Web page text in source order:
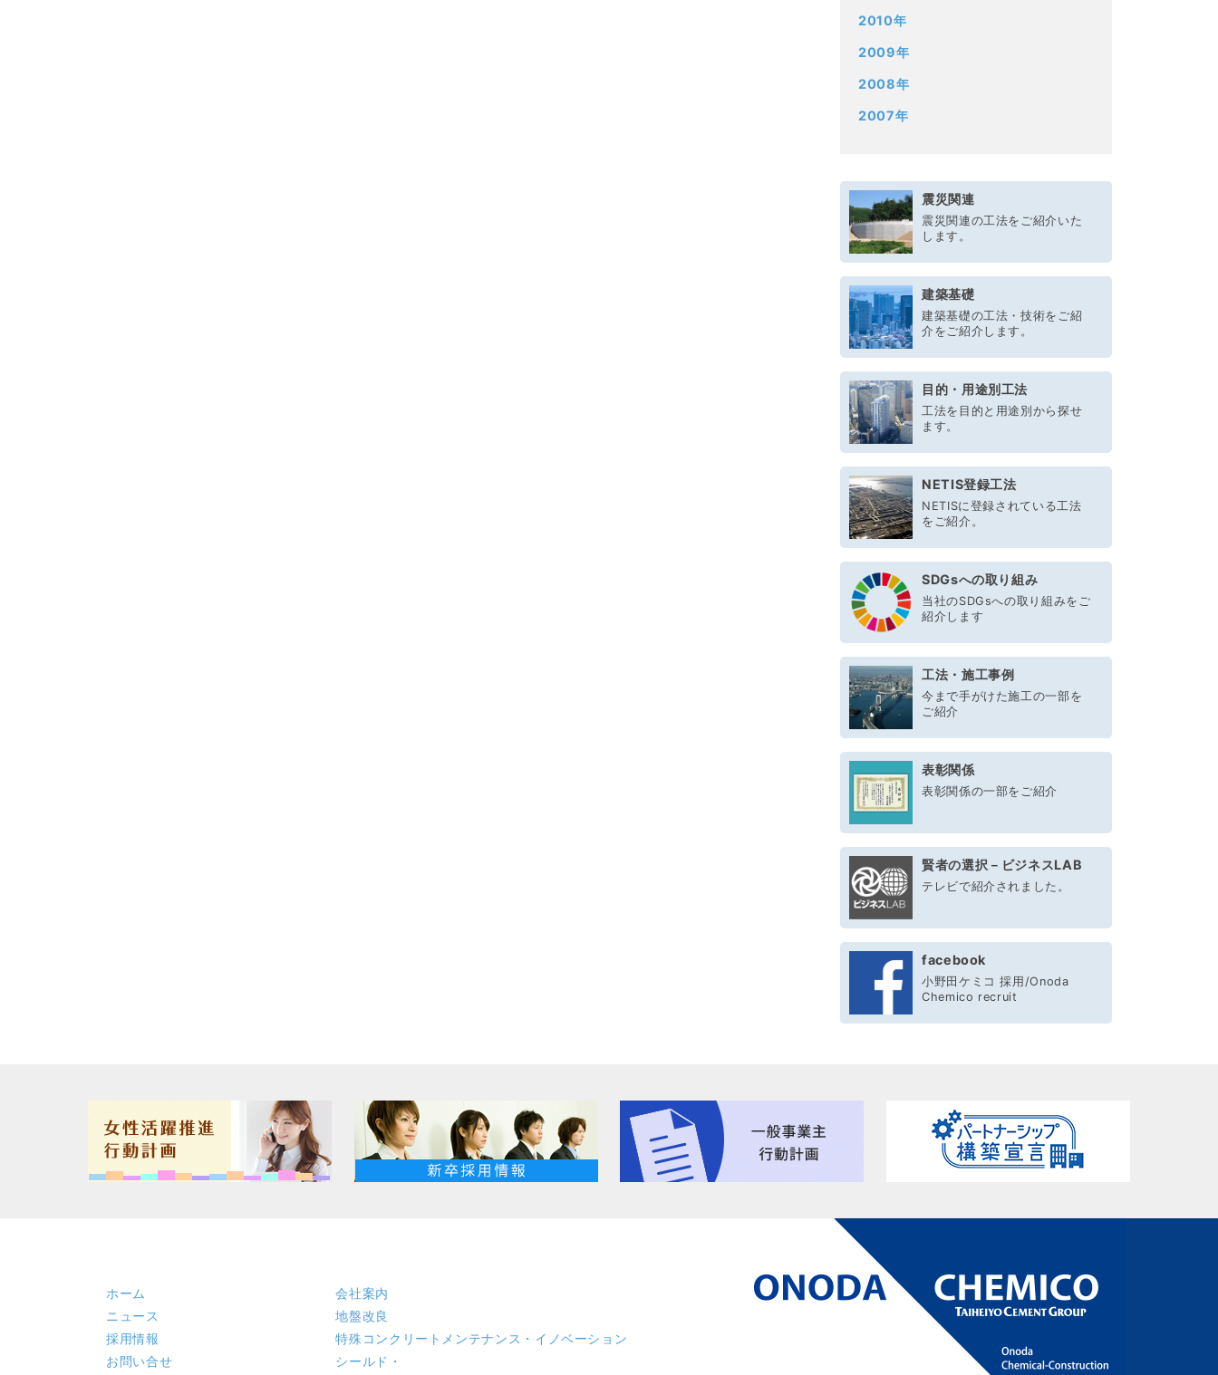
2010年
2009年
2008年
2007年
震災関連
震災関連の工法をご紹介いた
します。
建築基礎
建築基礎の工法・技術をご紹
介をご紹介します。
目的・用途別工法
工法を目的と用途別から探せ
ます。
NETIS登録工法
NETISに登録されている工法
をご紹介。
SDGsへの取り組み
当社のSDGsへの取り組みをご
紹介します
工法・施工事例
今まで手がけた施工の一部を
ご紹介
表彰関係
表彰関係の一部をご紹介
賢者の選択－ビジネスLAB
テレビで紹介されました。
facebook
小野田ケミコ 採用/Onoda
Chemico recruit
ホーム
ニュース
採用情報
お問い合せ
会社案内
地盤改良
特殊コンクリート メンテナンス・イノベーション
シールド・